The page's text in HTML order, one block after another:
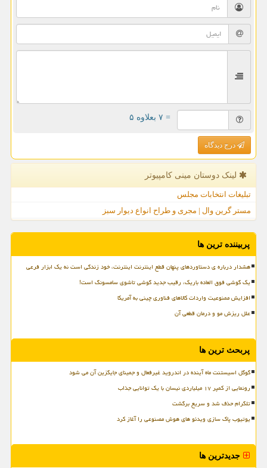
= ۷ بعلاوه ۵
درج دیدگاه
لینک دوستان مینی كامپیوتر
تبلیغات انتخابات مجلس
مستر گرین وال | مجری و طراح انواع دیوار سبز
پربیننده ترین ها
هشدار درباره ی دستاوردهای پنهان قطع اینترنت اینترنت، خود زندگی است نه یک ابزار فرعی
یک گوشی فوق العاده باریک، رقیب جدید گوشی تاشوی سامسونگ است!
افزایش ممنوعیت واردات کالاهای فناوری چینی به آمریکا
علل ریزش مو و درمان قطعی آن
پربحث ترین ها
گوگل اسیستنت ماه آینده در اندروید غیرفعال و جمینای جایگزین آن می شود
رونمایی از کمپر ۱۷ میلیاردی نیسان با یک توانایی جذاب
تلگرام حذف شد و سریع برگشت
یوتیوب پاک سازی ویدئو های هوش مصنوعی را آغاز کرد
جدیدترین ها